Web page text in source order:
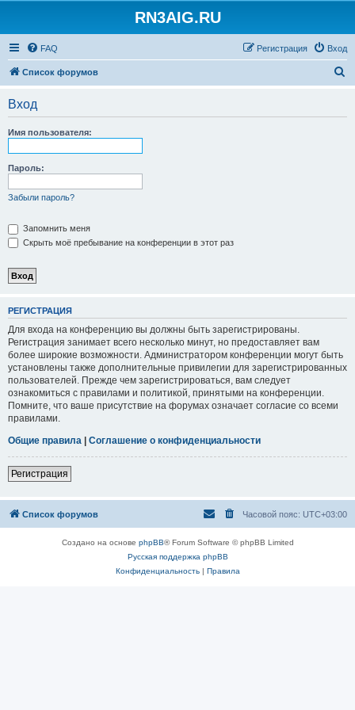
RN3AIG.RU
FAQ Вход
Регистрация
Список форумов
Вход
Имя пользователя:
Пароль:
Забыли пароль?
Запомнить меня
Скрыть моё пребывание на конференции в этот раз
РЕГИСТРАЦИЯ
Для входа на конференцию вы должны быть зарегистрированы.
Регистрация занимает всего несколько минут, но предоставляет вам
более широкие возможности. Администратором конференции могут быть
установлены также дополнительные привилегии для зарегистрированных
пользователей. Прежде чем зарегистрироваться, вам следует
ознакомиться с правилами и политикой, принятыми на конференции.
Помните, что ваше присутствие на форумах означает согласие со всеми
правилами.
Общие правила | Соглашение о конфиденциальности
Регистрация
Список форумов Часовой пояс: UTC+03:00
Создано на основе phpBB® Forum Software © phpBB Limited
Русская поддержка phpBB
Конфиденциальность| Правила